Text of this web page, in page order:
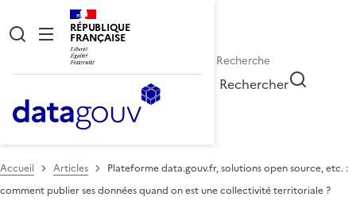
RÉPUBLIQUE
FRANÇAISE
Rechercher
Accueil Articles
Plateforme data.gouv.fr, solutions open source, etc. :
comment publier ses données quand on est une collectivité territoriale ?